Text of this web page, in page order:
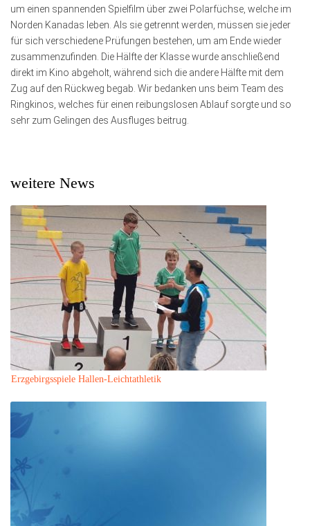
um einen spannenden Spielfilm über zwei Polarfüchse, welche im
Norden Kanadas leben. Als sie getrennt werden, müssen sie jeder
für sich verschiedene Prüfungen bestehen, um am Ende wieder
zusammenzufinden. Die Hälfte der Klasse wurde anschließend
direkt im Kino abgeholt, während sich die andere Hälfte mit dem
Zug auf den Rückweg begab. Wir bedanken uns beim Team des
Ringkinos, welches für einen reibungslosen Ablauf sorgte und so
sehr zum Gelingen des Ausfluges beitrug.
weitere News
Erzgebirgsspiele Hallen-Leichtathletik